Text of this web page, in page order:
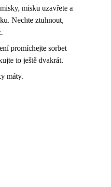
misku uzavřete a
Nechte ztuhnout,
promíchejte sorbet
to ještě dvakrát.
máty.